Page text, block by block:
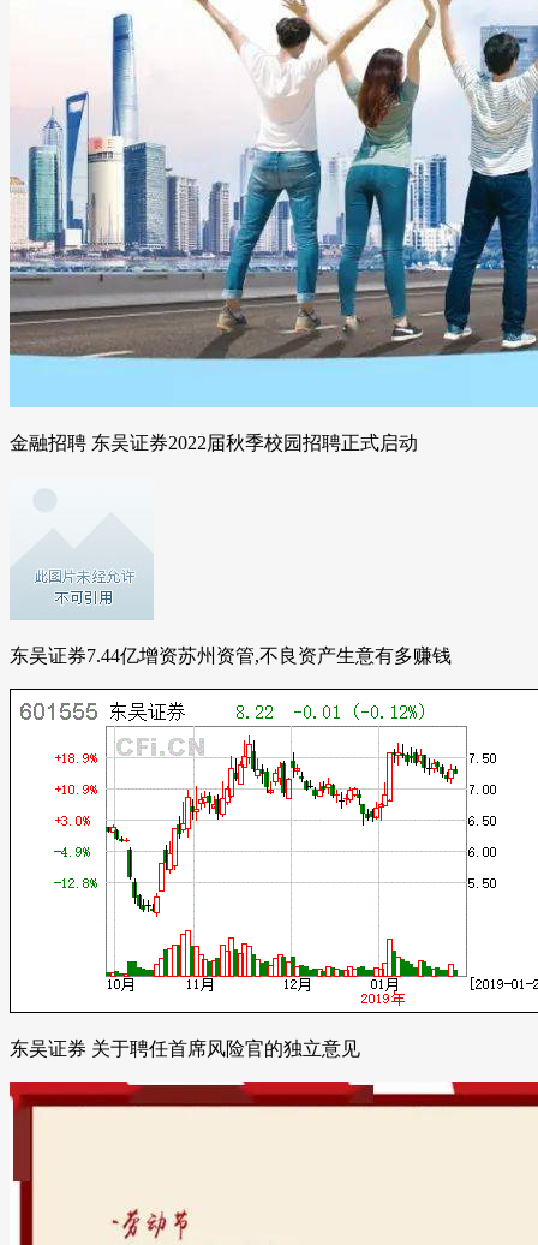
金融招聘 东吴证券2022届秋季校园招聘正式启动
东吴证券7.44亿增资苏州资管,不良资产生意有多赚钱
东吴证券 关于聘任首席风险官的独立意见